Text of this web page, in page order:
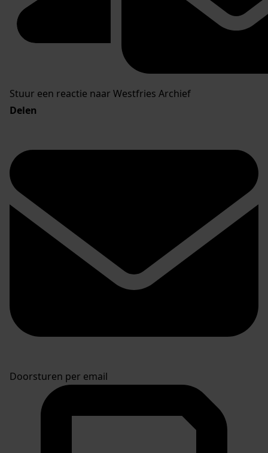
Stuur een reactie naar Westfries Archief
Delen
Doorsturen per email